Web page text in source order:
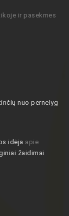
ir pasekmes
nuo pernelyg
idėja apie
žaidimai